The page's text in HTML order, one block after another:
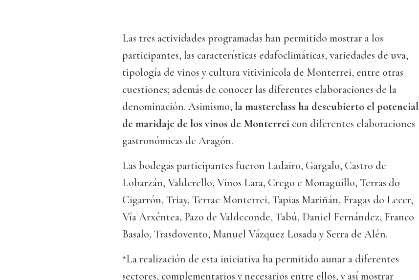
Las tres actividades programadas han permitido mostrar a los
participantes, las características edafoclimáticas, variedades de uva,
tipología de vinos y cultura vitivinícola de Monterrei, entre otras
cuestiones; además de conocer las diferentes elaboraciones de la
denominación. Asimismo, la masterclass ha descubierto el potencial
de maridaje de los vinos de Monterrei con diferentes elaboraciones
gastronómicas de Aragón.
Las bodegas participantes fueron Ladairo, Gargalo, Castro de
Lobarzán, Valderello, Vinos Lara, Crego e Monaguillo, Terras do
Cigarrón, Triay, Terrae Monterrei, Tapias Mariñán, Fragas do Lecer,
Vía Arxéntea, Pazo de Valdeconde, Tabú, Daniel Fernández, Franco
Basalo, Trasdovento, Manuel Vázquez Losada y Serra de Alén.
“La realización de esta iniciativa ha permitido aunar a diferentes
sectores, complementarios y necesarios entre ellos, y así mostrar